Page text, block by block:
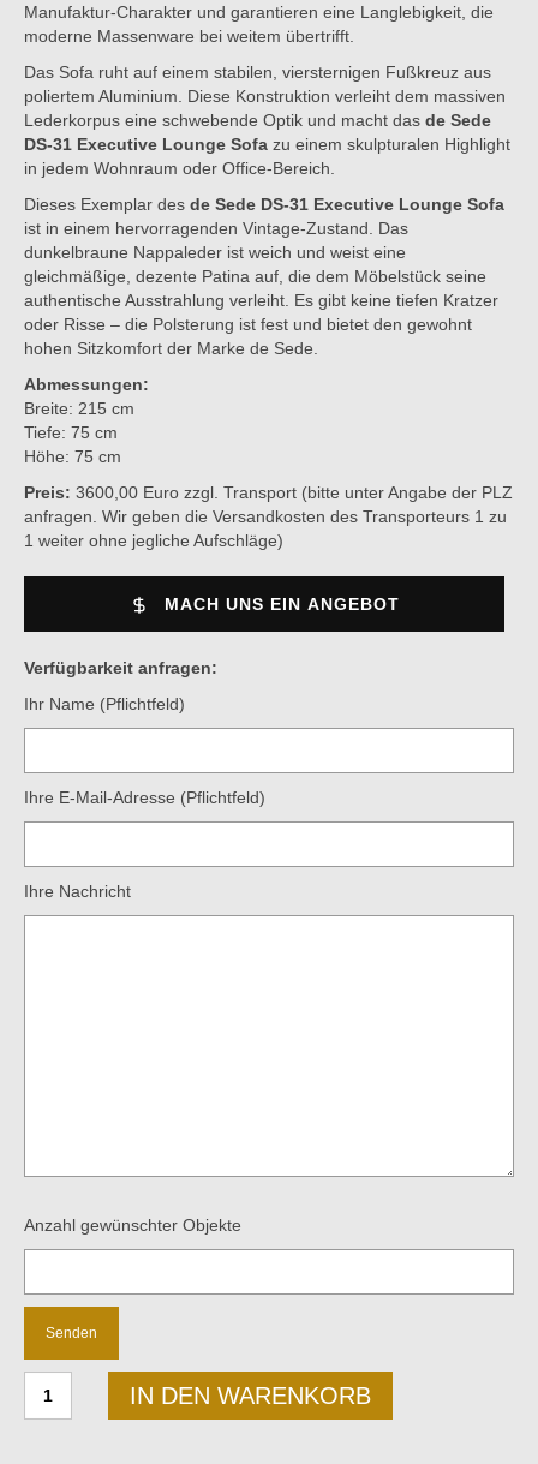
Manufaktur-Charakter und garantieren eine Langlebigkeit, die
moderne Massenware bei weitem übertrifft.
Das Sofa ruht auf einem stabilen, viersternigen Fußkreuz aus
poliertem Aluminium. Diese Konstruktion verleiht dem massiven
Lederkorpus eine schwebende Optik und macht das de Sede
DS-31 Executive Lounge Sofa zu einem skulpturalen Highlight
in jedem Wohnraum oder Office-Bereich.
Dieses Exemplar des de Sede DS-31 Executive Lounge Sofa
ist in einem hervorragenden Vintage-Zustand. Das
dunkelbraune Nappaleder ist weich und weist eine
gleichmäßige, dezente Patina auf, die dem Möbelstück seine
authentische Ausstrahlung verleiht. Es gibt keine tiefen Kratzer
oder Risse – die Polsterung ist fest und bietet den gewohnt
hohen Sitzkomfort der Marke de Sede.
Abmessungen:
Breite: 215 cm
Tiefe: 75 cm
Höhe: 75 cm
Preis: 3600,00 Euro zzgl. Transport (bitte unter Angabe der PLZ
anfragen. Wir geben die Versandkosten des Transporteurs 1 zu
1 weiter ohne jegliche Aufschläge)
MACH UNS EIN ANGEBOT
Verfügbarkeit anfragen:
Ihr Name (Pflichtfeld)
Ihre E-Mail-Adresse (Pflichtfeld)
Ihre Nachricht
Anzahl gewünschter Objekte
IN DEN WARENKORB